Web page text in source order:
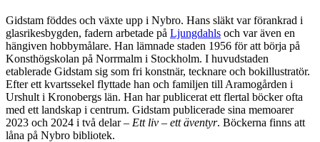
Gidstam föddes och växte upp i Nybro. Hans släkt var förankrad i
glasrikesbygden, fadern arbetade på Ljungdahls och var även en
hängiven hobbymålare. Han lämnade staden 1956 för att börja på
Konsthögskolan på Norrmalm i Stockholm. I huvudstaden
etablerade Gidstam sig som fri konstnär, tecknare och bokillustratör.
Efter ett kvartssekel flyttade han och familjen till Aramogården i
Urshult i Kronobergs län. Han har publicerat ett flertal böcker ofta
med ett landskap i centrum. Gidstam publicerade sina memoarer
2023 och 2024 i två delar – Ett liv – ett äventyr. Böckerna finns att
låna på Nybro bibliotek.